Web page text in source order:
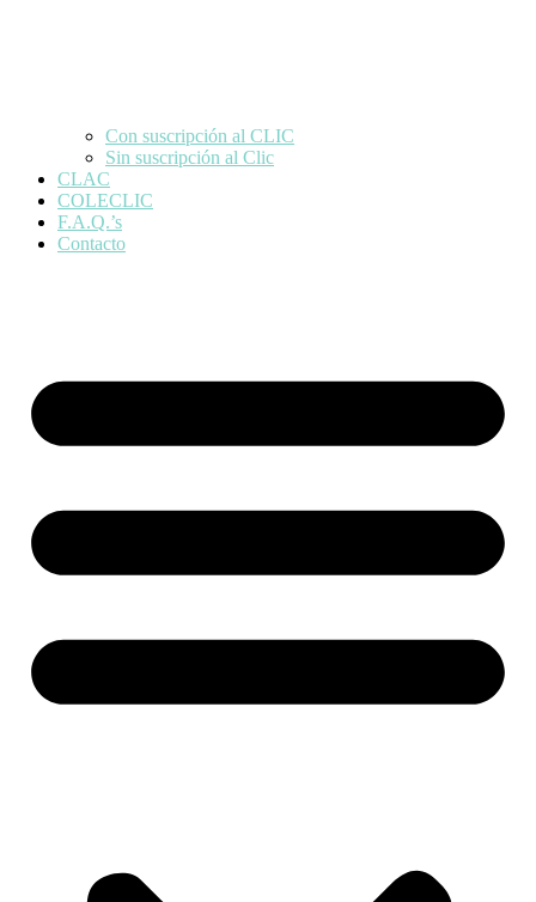
Con suscripción al CLIC
Sin suscripción al Clic
CLAC
COLECLIC
F.A.Q.’s
Contacto